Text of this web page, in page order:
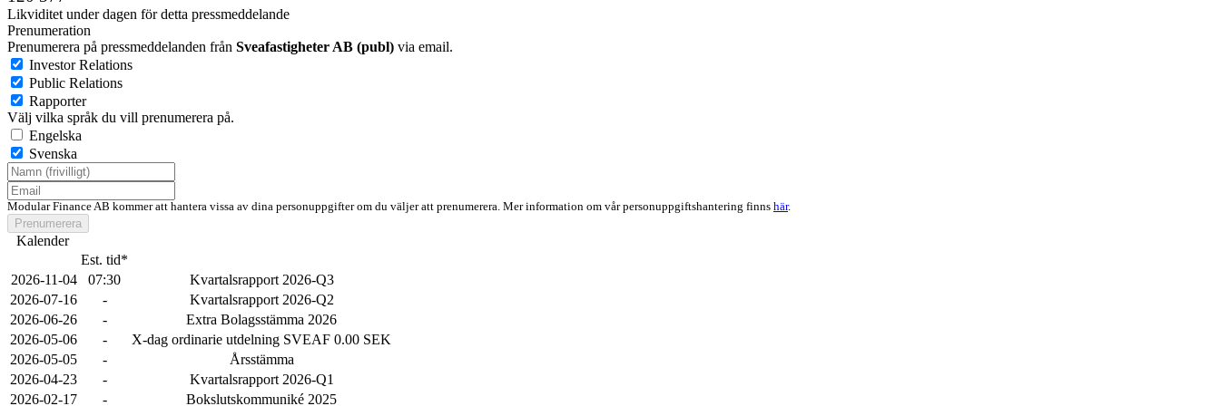
Likviditet under dagen för detta pressmeddelande
Prenumeration
Prenumerera på pressmeddelanden från Sveafastigheter AB (publ) via email.
Investor Relations
Public Relations
Rapporter
Välj vilka språk du vill prenumerera på.
Engelska
Svenska
Modular Finance AB kommer att hantera vissa av dina personuppgifter om du väljer att prenumerera. Mer information om vår personuppgiftshantering finns här.
Prenumerera
Kalender
Est. tid*
2026-11-04
07:30
Kvartalsrapport 2026-Q3
2026-07-16
-
Kvartalsrapport 2026-Q2
2026-06-26
-
Extra Bolagsstämma 2026
2026-05-06
-
X-dag ordinarie utdelning SVEAF 0.00 SEK
2026-05-05
-
Årsstämma
2026-04-23
-
Kvartalsrapport 2026-Q1
2026-02-17
- Bokslutskommuniké 2025